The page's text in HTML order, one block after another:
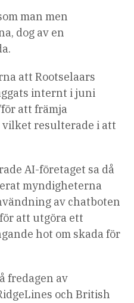
man men
dog av en
att Rootselaars
internt i juni
att främja
vilket resulterade i att
AI-företaget sa då
myndigheterna
av chatboten
att utgöra ett
hot om skada för
fredagen av
och British